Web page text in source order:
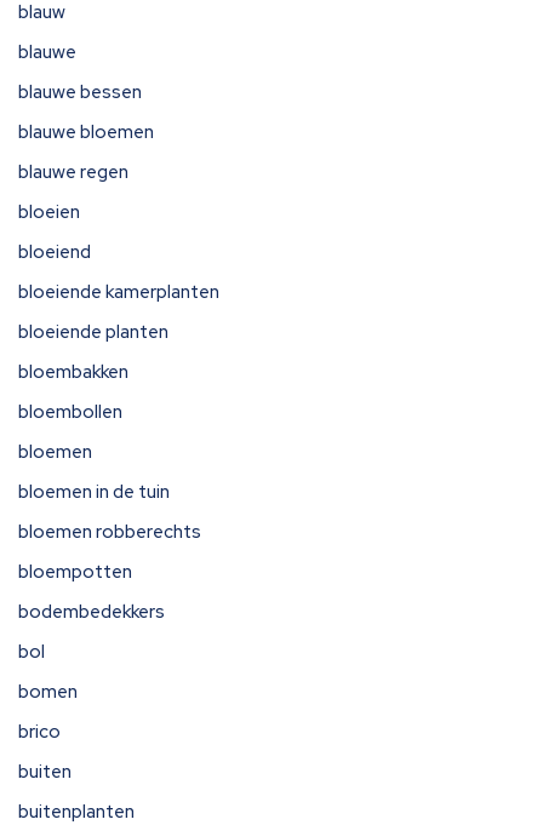
blauw
blauwe
blauwe bessen
blauwe bloemen
blauwe regen
bloeien
bloeiend
bloeiende kamerplanten
bloeiende planten
bloembakken
bloembollen
bloemen
bloemen in de tuin
bloemen robberechts
bloempotten
bodembedekkers
bol
bomen
brico
buiten
buitenplanten